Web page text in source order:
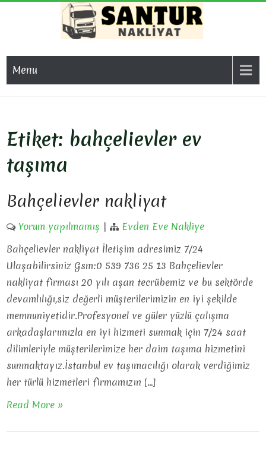
Nakliyat, İş
Yeri Taşıma,
Menu
Etiket: bahçelievler ev
taşıma
Bahçelievler nakliyat
Yorum yapılmamış |
Evden Eve Nakliye
Bahçelievler nakliyat İletişim adresimiz 7/24
Ulaşabilirsiniz Gsm:0 539 736 25 13 Bahçelievler
nakliyat firması 20 yılı aşan tecrübemiz ve bu sektörde
devamlılığı,siz değerli müşterilerimizin en iyi şekilde
memnuniyetidir.Profesyonel ve güler yüzlü çalışma
arkadaşlarımızla en iyi hizmeti sunmak için 7/24 saat
dilimleriyle müşterilerimize her daim taşıma hizmetini
sunmaktayız.İstanbul ev taşımacılığı olarak verdiğimiz
her türlü hizmetleri firmamızın […]
Read More »